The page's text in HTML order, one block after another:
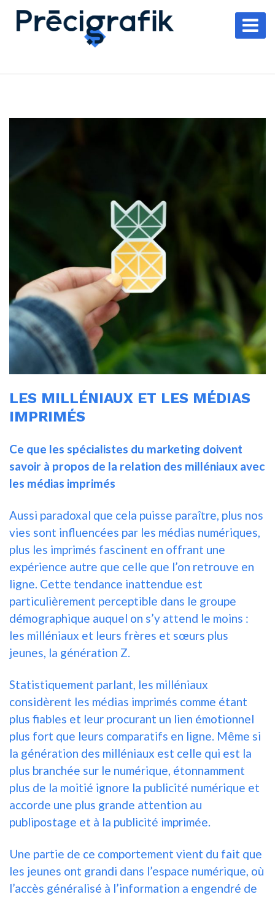
LES MILLÉNIAUX ET LES MÉDIAS
IMPRIMÉS
Ce que les spécialistes du marketing doivent
savoir à propos de la relation des milléniaux avec
les médias imprimés
Aussi paradoxal que cela puisse paraître, plus nos
vies sont influencées par les médias numériques,
plus les imprimés fascinent en offrant une
expérience autre que celle que l’on retrouve en
ligne. Cette tendance inattendue est
particulièrement perceptible dans le groupe
démographique auquel on s’y attend le moins :
les milléniaux et leurs frères et sœurs plus
jeunes, la génération Z.
Statistiquement parlant, les milléniaux
considèrent les médias imprimés comme étant
plus fiables et leur procurant un lien émotionnel
plus fort que leurs comparatifs en ligne. Même si
la génération des milléniaux est celle qui est la
plus branchée sur le numérique, étonnamment
plus de la moitié ignore la publicité numérique et
accorde une plus grande attention au
publipostage et à la publicité imprimée.
Une partie de ce comportement vient du fait que
les jeunes ont grandi dans l’espace numérique, où
l’accès généralisé à l’information a engendré de